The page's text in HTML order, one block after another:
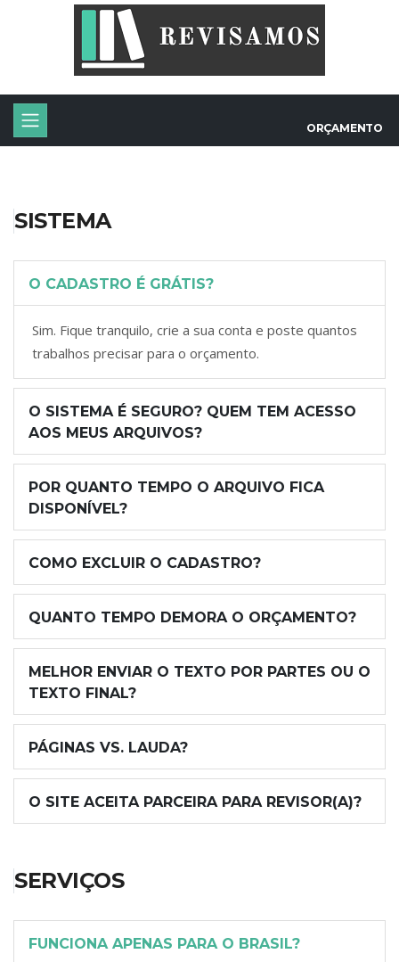
ORÇAMENTO
SISTEMA
O CADASTRO É GRÁTIS?
Sim. Fique tranquilo, crie a sua conta e poste quantos
trabalhos precisar para o orçamento.
O SISTEMA É SEGURO? QUEM TEM ACESSO
AOS MEUS ARQUIVOS?
POR QUANTO TEMPO O ARQUIVO FICA
DISPONÍVEL?
COMO EXCLUIR O CADASTRO?
QUANTO TEMPO DEMORA O ORÇAMENTO?
MELHOR ENVIAR O TEXTO POR PARTES OU O
TEXTO FINAL?
PÁGINAS VS. LAUDA?
O SITE ACEITA PARCEIRA PARA REVISOR(A)?
SERVIÇOS
FUNCIONA APENAS PARA O BRASIL?